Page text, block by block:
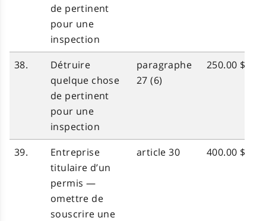
de pertinent
pour une
inspection
38.
Détruire
quelque chose
de pertinent
pour une
inspection
paragraphe
27 (6)
250.00 $
39.
Entreprise
titulaire d’un
permis —
omettre de
souscrire une
article 30 400.00 $